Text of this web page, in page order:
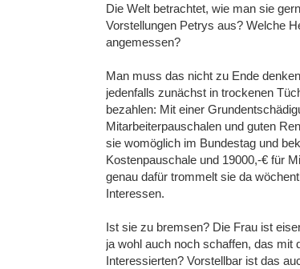
Die Welt betrachtet, wie man sie
Vorstellungen Petrys aus? Welche
angemessen?
Man muss das nicht zu Ende
jedenfalls zunächst in trockenen
bezahlen: Mit einer
Mitarbeiterpauschalen und guten
sie womöglich im Bundestag und
Kostenpauschale und 19000,-€ für
genau dafür trommelt sie da
Interessen.
Ist sie zu bremsen? Die Frau ist
ja wohl auch noch schaffen, das mit
Interessierten? Vorstellbar ist das